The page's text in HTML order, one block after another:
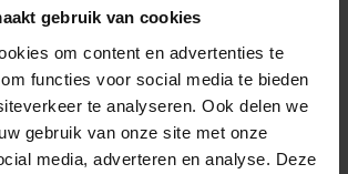
gebruik van cookies
om content en advertenties te
functies voor social media te bieden
te analyseren. Ook delen we
gebruik van onze site met onze
media, adverteren en analyse. Deze
TO-PREPAREen deSCALASOL®
glas
aan de binnenzijde van het raam. De
alle type vlak glas, met uitzondering van HR